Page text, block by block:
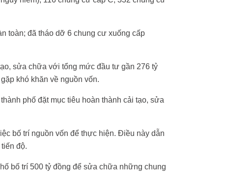
toàn; đã tháo dỡ 6 chung cư xuống cấp
sửa chữa với tổng mức đầu tư gần 276 tỷ
khó khăn về nguồn vốn.
phố đặt mục tiêu hoàn thành cải tạo, sửa
bố trí nguồn vốn để thực hiện. Điều này dẫn
độ.
bố trí 500 tỷ đồng để sửa chữa những chung